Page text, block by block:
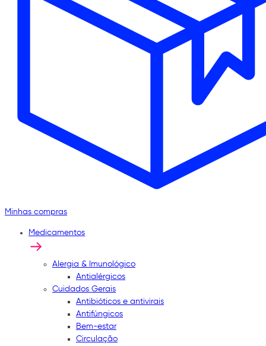
Minhas compras
Medicamentos
Alergia & Imunológico
Antialérgicos
Cuidados Gerais
Antibióticos e antivirais
Antifúngicos
Bem-estar
Circulação